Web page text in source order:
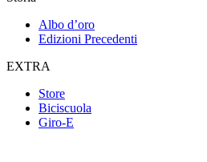
Albo d’oro
Edizioni Precedenti
EXTRA
Store
Biciscuola
Giro-E